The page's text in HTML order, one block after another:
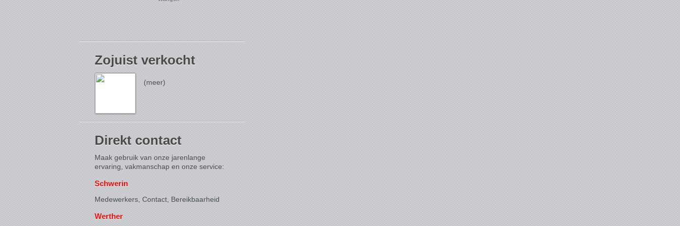
Zojuist verkocht
(meer)
Direkt contact
Maak gebruik van onze jarenlange
ervaring, vakmanschap en onze service:
Schwerin
Medewerkers, Contact, Bereikbaarheid
Werther